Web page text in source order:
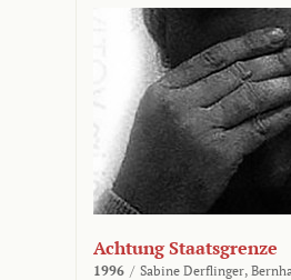
Achtung Staatsgrenze
1996 / Sabine Derflinger,